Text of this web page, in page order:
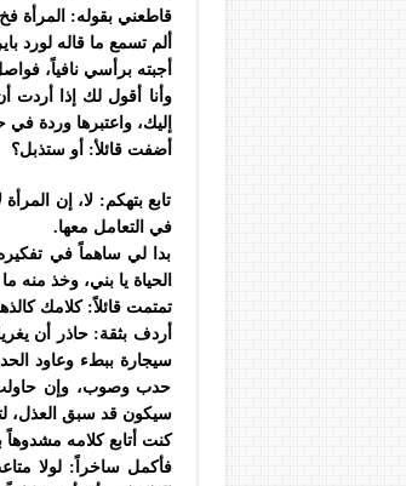
قاطعني بقوله: المرأة
ألم تسمع ما قاله لورد
أجبته برأسي نافياً،
وأنا أقول لك إذا أردت
إليك، واعتبرها وردة
أضفت قائلأ: أو ستذبل؟
تابع بتهكم: لا، إن
في التعامل معها.
بدا لي ساهماً في
الحياة يا بني، وخذ
تمتمت قائلاً: كلامك
أردف بثقة: حاذر أن
سيجارة ببطء وعاود
حدب وصوب، وإن حاولت
سيكون قد سبق العذل،
كنت أتابع كلامه
فأكمل ساخراً: لولا